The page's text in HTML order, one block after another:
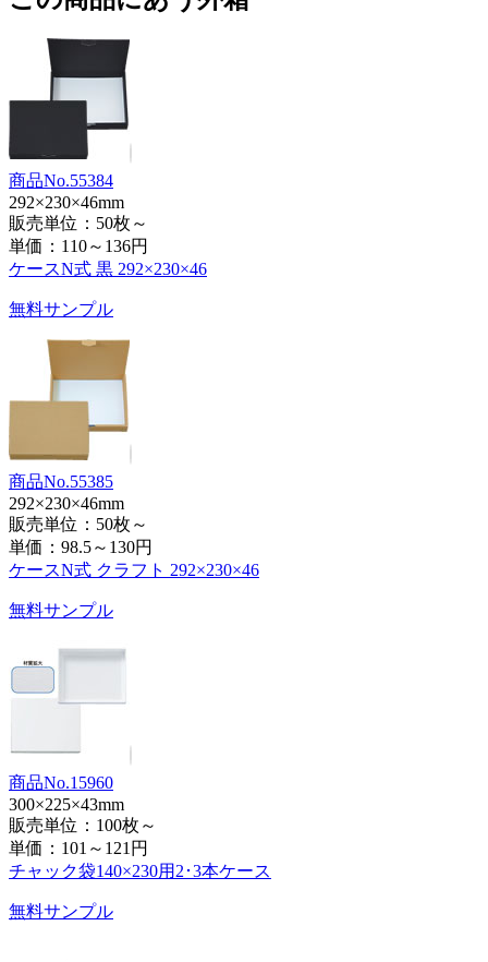
商品No.55384
292×230×46mm
販売単位：50枚～
単価： 110～136円
ケースN式 黒 292×230×46
無料サンプル
商品No.55385
292×230×46mm
販売単位：50枚～
単価： 98.5～130円
ケースN式 クラフト 292×230×46
無料サンプル
商品No.15960
300×225×43mm
販売単位：100枚～
単価： 101～121円
チャック袋140×230用2･3本ケース
無料サンプル